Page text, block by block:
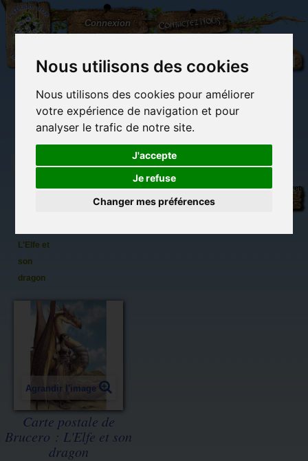
Nous utilisons des cookies
Nous utilisons des cookies pour améliorer
votre expérience de navigation et pour
analyser le trafic de notre site.
J'accepte
Je refuse
Changer mes préférences
L'Arbre
aux
100.000
Connexion Contactez-nous
(vide)
Librairie des
Carterie
originale
Activités
détente et jeux
Objets déco et
L'Elfe et
son
dragon
Agrandir l'image
Carte postale de
Brucero : L'Elfe et son
dragon